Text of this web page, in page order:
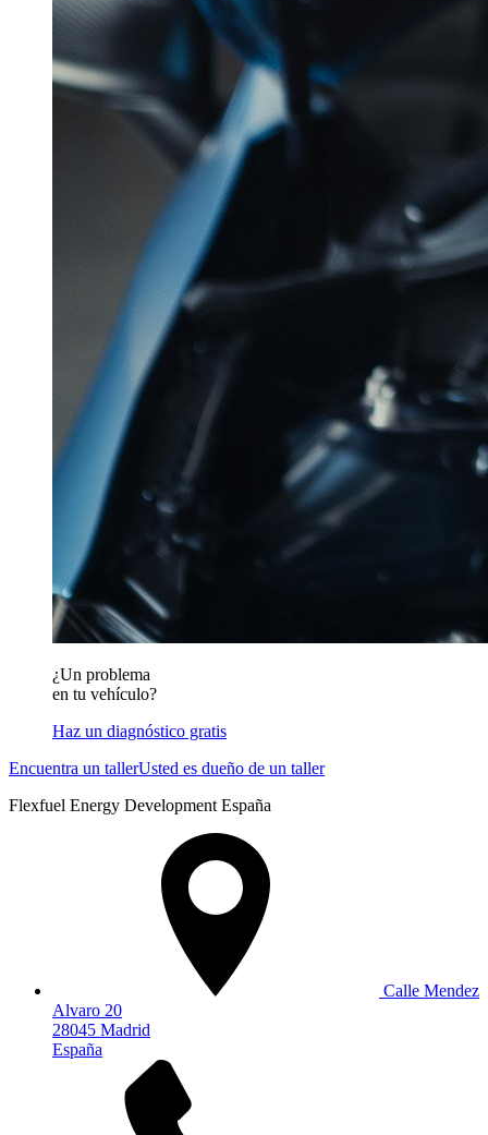
¿Un problema
en tu vehículo?
Haz un diagnóstico gratis
Encuentra un tallerUsted es dueño de un taller
Flexfuel Energy Development España
Calle Mendez
Alvaro 20
28045 Madrid
España